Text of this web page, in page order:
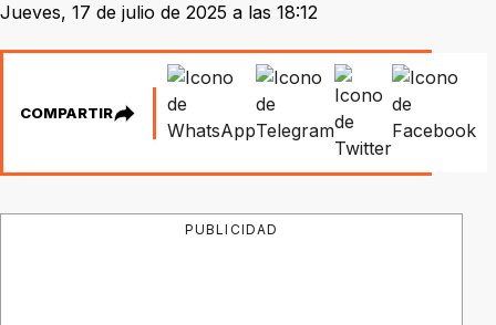
Jueves, 17 de julio de 2025 a las 18:12
COMPARTIR
PUBLICIDAD